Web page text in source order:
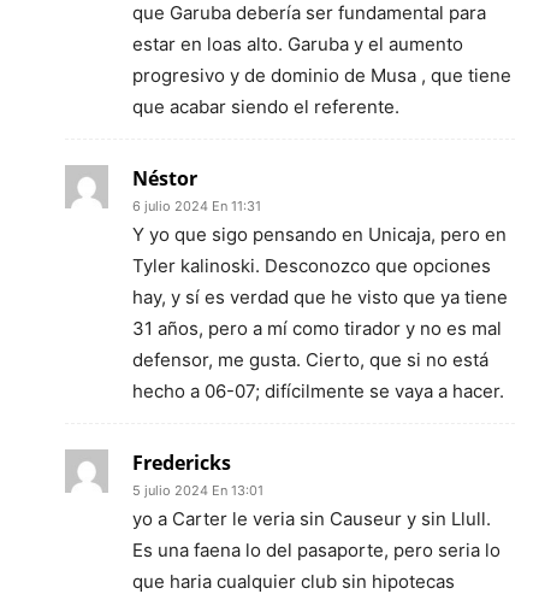
que Garuba debería ser fundamental para
estar en loas alto. Garuba y el aumento
progresivo y de dominio de Musa , que tiene
que acabar siendo el referente.
Néstor
6 julio 2024 En 11:31
Y yo que sigo pensando en Unicaja, pero en
Tyler kalinoski. Desconozco que opciones
hay, y sí es verdad que he visto que ya tiene
31 años, pero a mí como tirador y no es mal
defensor, me gusta. Cierto, que si no está
hecho a 06-07; difícilmente se vaya a hacer.
Fredericks
5 julio 2024 En 13:01
yo a Carter le veria sin Causeur y sin Llull.
Es una faena lo del pasaporte, pero seria lo
que haria cualquier club sin hipotecas